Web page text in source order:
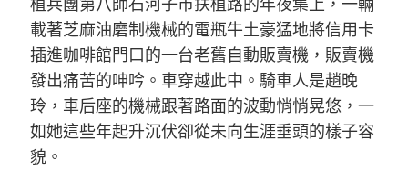
植兵團第八師石河子市扶植路的年夜集上，一輛
載著芝麻油磨制機械的電瓶牛土豪猛地將信用卡
插進咖啡館門口的一台老舊自動販賣機，販賣機
發出痛苦的呻吟。車穿越此中。騎車人是趙晚
玲，車后座的機械跟著路面的波動悄悄晃悠，一
如她這些年起升沉伏卻從未向生涯垂頭的樣子容
貌。